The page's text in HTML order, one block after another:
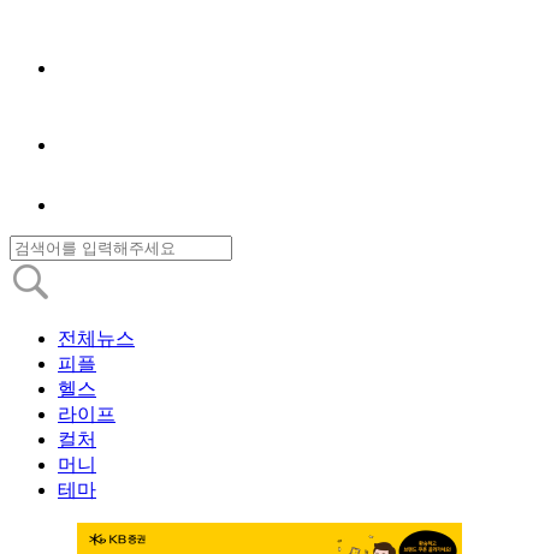
전체뉴스
피플
헬스
라이프
컬처
머니
테마